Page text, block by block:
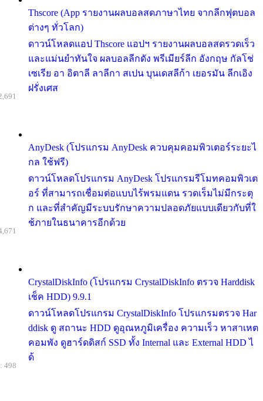
Thscore (App รายงานผลบอลสดภาษาไทย จากลีกฟุตบอล
ต่างๆ ทั่วโลก)
ดาวน์โหลดแอป Thscore แอปฯ รายงานผลบอลสดรวดเร็ว
และแม่นยำทันใจ ผลบอลลีกดัง พรีเมียร์ลีก อังกฤษ กัลโช่
เซเรีย อา อิตาลี ลาลีกา สเปน บุนเดสลีก้า เยอรมัน ลีกเอิง
ฝรั่งเศส
AnyDesk (โปรแกรม AnyDesk ควบคุมคอมพิวเตอร์ระยะไ
กล ใช้ฟรี)
ดาวน์โหลดโปรแกรม AnyDesk โปรแกรมรีโมทคอมพิวเต
อร์ ที่สามารถเชื่อมต่อแบบไร้พรมแดน รวดเร็มไม่มีกระตุ
ก และที่สำคัญมีระบบรักษาความปลอดภัยแบบเดียวกับที่ใ
ช้ภายในธนาคารอีกด้วย
CrystalDiskInfo (โปรแกรม CrystalDiskInfo ตรวจ Harddisk
เช็ค HDD) 9.9.1
ดาวน์โหลดโปรแกรม CrystalDiskInfo โปรแกรมตรวจ Har
ddisk ดู สถานะ HDD ดูอุณหภูมิเครื่อง ความเร็ว หาสาเหต
คอมพัง ดูฮาร์ดดิสก์ SSD ทั้ง Internal และ External HDD ไ
ด้
498